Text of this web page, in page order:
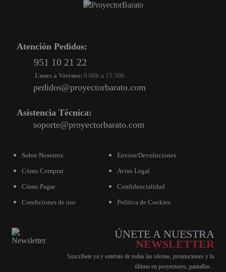
Atención Pedidos:
951 10 21 22
Lunes a Viernes: 9.00h a 15.30h
pedidos@proyectorbarato.com
Asistencia Técnica:
soporte@proyectorbarato.com
Sobre Nosotros
Cómo Comprar
Cómo Pagar
Condiciones de uso
Envios/Devoluciones
Aviso Legal
Confidencialidad
Política de Cookies
ÚNETE A NUESTRA
NEWSLETTER
Suscríbete ya y entérate de todas las ofertas, promociones y lo
último en proyectores, pantallas...